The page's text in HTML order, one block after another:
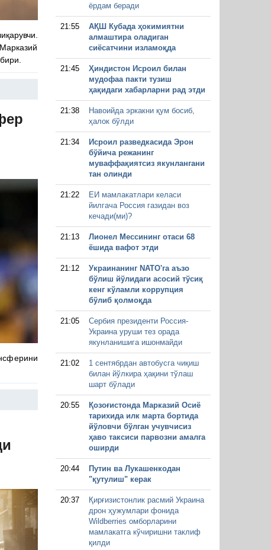
ёрдам беради
21:55
АҚШ Кубада ҳокимиятни
алмаштира оладиган
сиёсатчини изламоқда
21:45
Ҳиндистон Исроил билан
мудофаа пакти тузиш
ҳақидаги хабарларни рад этди
21:38
Навоийда эркакни қум босиб,
ҳалок бўлди
21:34
Исроил разведкасида Эрон
бўйича режанинг
муваффақиятсиз якунлангани
тан олинди
21:22
ЕИ мамлакатлари келаси
йилгача Россия газидан воз
кечади(ми)?
21:13
Лионел Мессининг отаси 68
ёшида вафот этди
21:12
Украинанинг NАТО'га аъзо
бўлиш йўлидаги асосий тўсиқ
кенг кўламли коррупция
бўлиб қолмоқда
21:05
Сербия президенти Россия-
Украина уруши тез орада
якунланишига ишонмайди
21:02
1 сентябрдан автобусга чиқиш
билан йўлкира ҳақини тўлаш
шарт бўлади
20:55
Қозоғистонда Марказий Осиё
тарихида илк марта бортида
йўловчи бўлган учувчисиз
ҳаво таксиси парвозни амалга
оширди
20:44
Путин ва Лукашенкодан
"қутулиш" керак
20:37
Қирғизистонлик расмий Украина
дрон ҳужумлари фонида
Wildberries омборларини
мамлакатга кўчиришни таклиф
қилди